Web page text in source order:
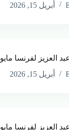
أبريل 15, 2026
العزيز لفرنسا مايو 78م
أبريل 15, 2026
العزيز لفرنسا مايو 78م